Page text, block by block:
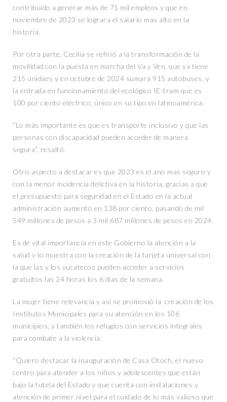
contribuido a generar más de 71 mil empleos y que en
noviembre de 2023 se lograra el salario ma‌s alto en la
historia.
Por otra parte, Cecilia se refirió a la transformación de la
movilidad con la puesta en marcha del Va y Ven, que ya tiene
215 unidaes y en octubre de 2024 sumará 915 autobuses, y
la entrada en funcionamiento del ecológico IE-tram que es
100 por ciento eléctrico, único en su tipo en latinoamérica.
“Lo más importante es que es transporte inclusivo y que las
personas con discapacidad pueden acceder de manera
segura”, resaltó.
Otro aspecto a destacar es que 2023 es el an‌o ma‌s seguro y
con la menor incidencia delictiva en la historia, gracias a que
el presupuesto para seguridad en el Estado en la actual
administración aumentó en 138 por ciento, pasando de mil
549 millones de pesos a 3 mil 687 millones de pesos en 2024.
Es de vital importancia en este Gobierno la atención a la
salud y lo muestra con la creación de la tarjeta universal con
la que las y los yucatecos pueden acceder a servicios
gratuitos las 24 horas los 6 días de la semana.
La mujer tiene relevancia y así se promovió la creación de los
Institutos Municipales para su atención en los 106
municipios, y también los refugios con servicios integrales
para combate a la violencia.
“Quiero destacar la inauguración de Casa Otoch, el nuevo
centro para atender a los niños y adolescentes que están
bajo la tutela del Estado y que cuenta con instalaciones y
atención de primer nivel para el cuidado de lo más valioso que